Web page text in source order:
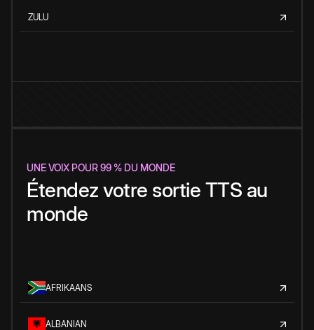
ZULU
UNE VOIX POUR 99 % DU MONDE
Étendez votre sortie TTS au
monde
AFRIKAANS
ALBANIAN